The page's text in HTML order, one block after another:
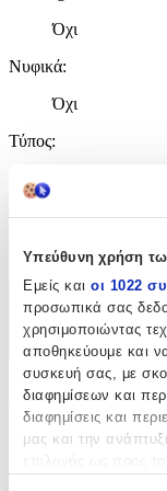
Υπεύθυνη χρήση
Εμείς και οι 1022
προσωπικά σας
χρησιμοποιώντας
αποθηκεύουμε και
συσκευή σας, με
διαφημίσεων και
διαφημίσεις και
μας και την
Όχι
Νυφικά:
Όχι
Τύπος:
Clip:
Όχι
Χαρακτηριστικά
+
Κατασκευαστής:
Calvin Klein